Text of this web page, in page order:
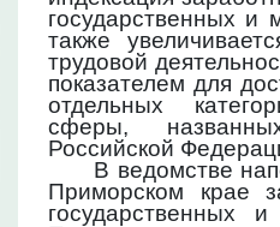
государственных и
также
трудовой
показателем для
отдельных
сферы,
Российской
В ведомстве
Приморском крае
государственных